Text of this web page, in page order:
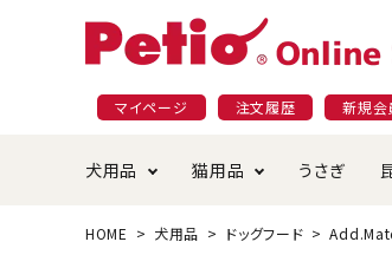
マイページ 注文履歴 新規会
犬用品 猫用品 うさぎ
HOME 犬用品 ドッグフード